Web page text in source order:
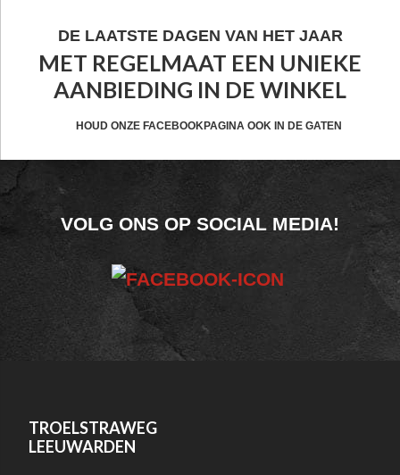
FOOTER
WIDGET
HEADER
DE LAATSTE DAGEN VAN HET JAAR
MET REGELMAAT EEN UNIEKE
AANBIEDING IN DE WINKEL
HOUD ONZE FACEBOOKPAGINA OOK IN DE GATEN
FOOTER
WIDGET
HEADER
SOCIAL
VOLG ONS OP SOCIAL MEDIA!
TROELSTRAWEG
LEEUWARDEN